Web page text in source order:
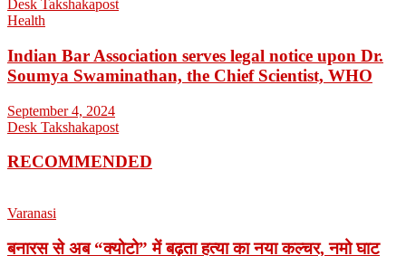
Desk Takshakapost
Health
Indian Bar Association serves legal notice upon Dr.
Soumya Swaminathan, the Chief Scientist, WHO
September 4, 2024
Desk Takshakapost
RECOMMENDED
Varanasi
बनारस से अब “क्योटो” में बढ़ता हत्या का नया कल्चर, नमो घाट